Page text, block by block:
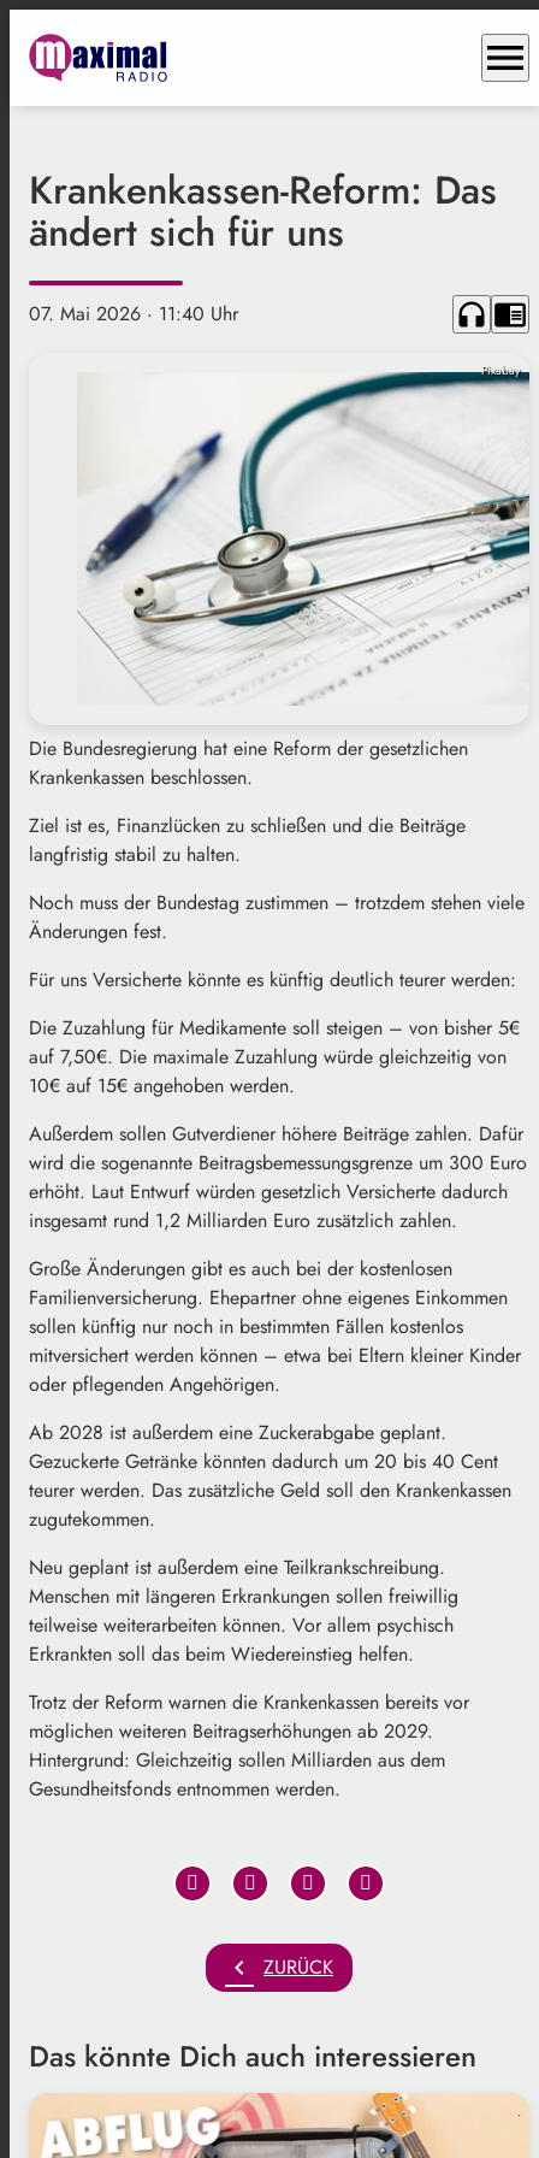
menu
Krankenkassen-Reform: Das
ändert sich für uns
07. Mai 2026 · 11:40 Uhr headphones chrome_reader_mode
Pixabay
Die Bundesregierung hat eine Reform der gesetzlichen
Krankenkassen beschlossen.
Ziel ist es, Finanzlücken zu schließen und die Beiträge
langfristig stabil zu halten.
Noch muss der Bundestag zustimmen – trotzdem stehen viele
Änderungen fest.
Für uns Versicherte könnte es künftig deutlich teurer werden:
Die Zuzahlung für Medikamente soll steigen – von bisher 5€
auf 7,50€. Die maximale Zuzahlung würde gleichzeitig von
10€ auf 15€ angehoben werden.
Außerdem sollen Gutverdiener höhere Beiträge zahlen. Dafür
wird die sogenannte Beitragsbemessungsgrenze um 300 Euro
erhöht. Laut Entwurf würden gesetzlich Versicherte dadurch
insgesamt rund 1,2 Milliarden Euro zusätzlich zahlen.
Große Änderungen gibt es auch bei der kostenlosen
Familienversicherung. Ehepartner ohne eigenes Einkommen
sollen künftig nur noch in bestimmten Fällen kostenlos
mitversichert werden können – etwa bei Eltern kleiner Kinder
oder pflegenden Angehörigen.
Ab 2028 ist außerdem eine Zuckerabgabe geplant.
Gezuckerte Getränke könnten dadurch um 20 bis 40 Cent
teurer werden. Das zusätzliche Geld soll den Krankenkassen
zugutekommen.
Neu geplant ist außerdem eine Teilkrankschreibung.
Menschen mit längeren Erkrankungen sollen freiwillig
teilweise weiterarbeiten können. Vor allem psychisch
Erkrankten soll das beim Wiedereinstieg helfen.
Trotz der Reform warnen die Krankenkassen bereits vor
möglichen weiteren Beitragserhöhungen ab 2029.
Hintergrund: Gleichzeitig sollen Milliarden aus dem
Gesundheitsfonds entnommen werden.
chevron_left ZURÜCK
Das könnte Dich auch interessieren
.